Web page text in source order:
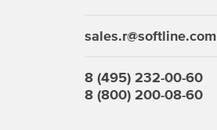
sales.r@softline.com
8 (495) 232-00-60
8 (800) 200-08-60